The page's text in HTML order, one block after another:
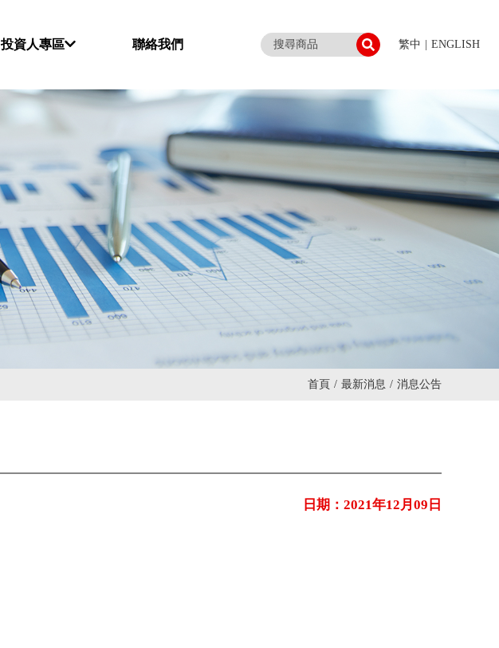
投資人專區 聯絡我們 繁中 ENGLISH
首頁 / 最新消息 / 消息公告
日期：2021年12月09日